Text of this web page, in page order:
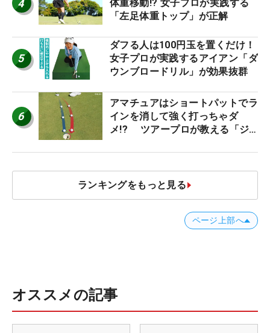
4
体重移動!? 女子プロが実践する
「左足体重トップ」が正解
5
ダフる人は100円玉を置くだけ！
女子プロが実践するアイアン「ダ
ウンブロードリル」が効果抜群
6
アマチュアはショートパットでラ
インを消して強く打っちゃダ
メ!? ツアープロが教える「ジ
減するワケ
ランキングをもっと見る
ページ上部へ
オススメの記事